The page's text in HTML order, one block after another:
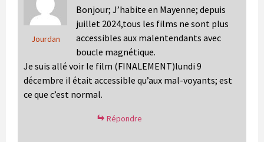
Jourdan
Bonjour; J’habite en Mayenne; depuis
juillet 2024,tous les films ne sont plus
accessibles aux malentendants avec
boucle magnétique.
Je suis allé voir le film (FINALEMENT)lundi 9
décembre il était accessible qu’aux mal-voyants; est
ce que c’est normal.
Répondre